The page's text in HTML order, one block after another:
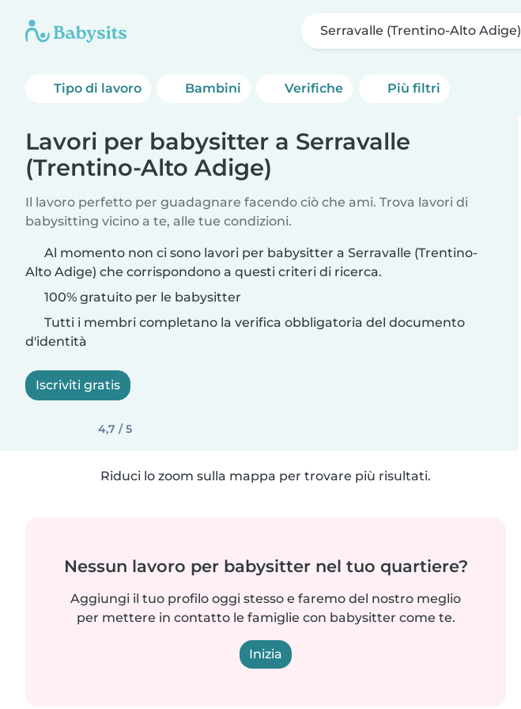
Serravalle (Trentino-Alto Adige)
Tipo di lavoro Bambini Verifiche Più filtri
Lavori per babysitter a Serravalle
(Trentino-Alto Adige)
Il lavoro perfetto per guadagnare facendo ciò che ami. Trova lavori di
babysitting vicino a te, alle tue condizioni.
Al momento non ci sono lavori per babysitter a Serravalle (Trentino-
Alto Adige) che corrispondono a questi criteri di ricerca.
100% gratuito per le babysitter
Tutti i membri completano la verifica obbligatoria del documento
d'identità
Iscriviti gratis
4,7 / 5
Riduci lo zoom sulla mappa per trovare più risultati.
Nessun lavoro per babysitter nel tuo quartiere?
Aggiungi il tuo profilo oggi stesso e faremo del nostro meglio
per mettere in contatto le famiglie con babysitter come te.
Inizia